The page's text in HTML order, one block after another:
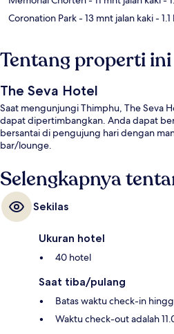
Coronation Park- 13 mnt jalan kaki-
Tentang properti ini
The Seva Hotel
Saat mengunjungi Thimphu, The Seva
dapat dipertimbangkan. Anda dapat
bersantai di pengujung hari dengan
bar/lounge.
Selengkapnya
Sekilas
Ukuran hotel
40 hotel
Saat tiba/pulang
Batas waktu check-in
Waktu check-out adalah